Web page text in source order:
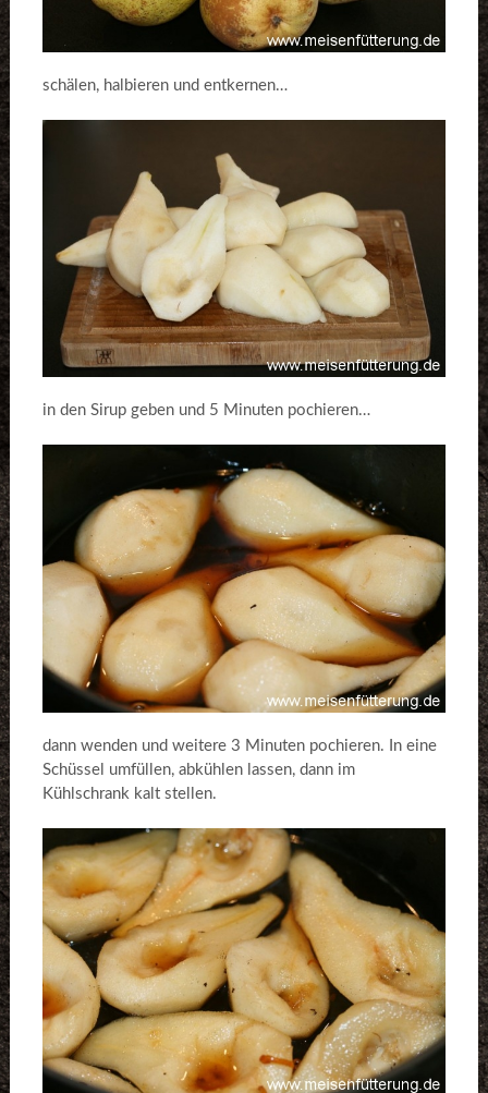
schälen, halbieren und entkernen…
in den Sirup geben und 5 Minuten pochieren…
dann wenden und weitere 3 Minuten pochieren. In eine
Schüssel umfüllen, abkühlen lassen, dann im
Kühlschrank kalt stellen.